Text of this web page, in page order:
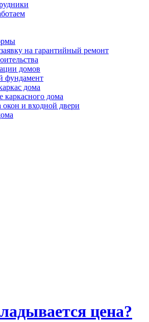
на гарантийный ремонт
домов
фундамент
дома
каркасного дома
окон и входной двери
цена?